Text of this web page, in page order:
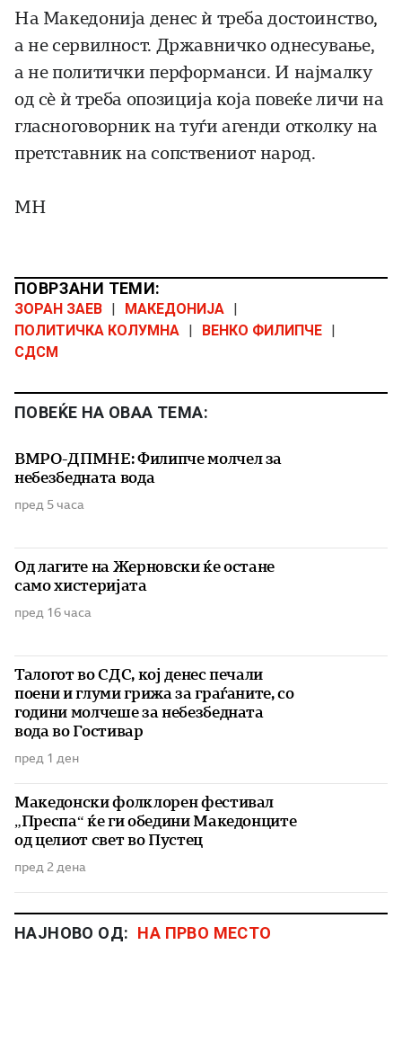
На Македонија денес ѝ треба достоинство,
а не сервилност. Државничко однесување,
а не политички перформанси. И најмалку
од сè ѝ треба опозиција која повеќе личи на
гласноговорник на туѓи агенди отколку на
претставник на сопствениот народ.
МН
ПОВРЗАНИ ТЕМИ:
ЗОРАН ЗАЕВ МАКЕДОНИЈА
ПОЛИТИЧКА КОЛУМНА
ВЕНКО ФИЛИПЧЕ
СДСМ
ПОВЕЌЕ НА ОВАА ТЕМА:
ВМРО-ДПМНЕ: Филипче молчел за
небезбедната вода
пред 5 часа
Од лагите на Жерновски ќе остане
само хистеријата
пред 16 часа
Талогот во СДС, кој денес печали
поени и глуми грижа за граѓаните, со
години молчеше за небезбедната
вода во Гостивар
пред 1 ден
Македонски фолклорен фестивал
„Преспа“ ќе ги обедини Македонците
од целиот свет во Пустец
пред 2 дена
НАЈНОВО ОД: НА ПРВО МЕСТО